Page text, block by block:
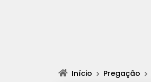
Início Pregação